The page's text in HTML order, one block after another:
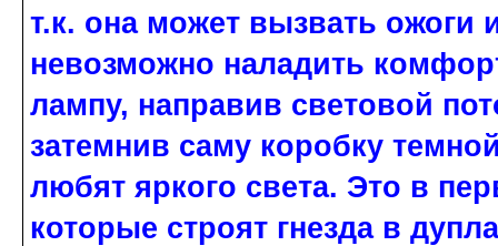
т.к. она может вызвать
невозможно наладить
лампу, направив световой
затемнив саму коробку
любят яркого света. Это в
которые строят гнезда в